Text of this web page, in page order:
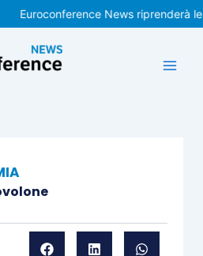
News riprenderà le